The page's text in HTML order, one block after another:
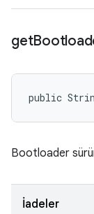
get
public
Bootloader
İadeler